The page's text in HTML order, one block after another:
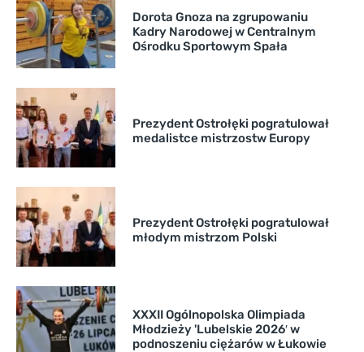
Dorota Gnoza na zgrupowaniu
Kadry Narodowej w Centralnym
Ośrodku Sportowym Spała
Prezydent Ostrołęki pogratulował
medalistce mistrzostw Europy
Prezydent Ostrołęki pogratulował
młodym mistrzom Polski
XXXII Ogólnopolska Olimpiada
Młodzieży 'Lubelskie 2026′ w
podnoszeniu ciężarów w Łukowie